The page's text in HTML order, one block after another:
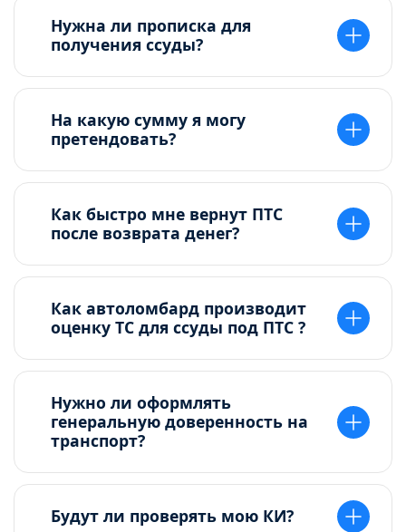
Нужна ли прописка для
получения ссуды?
На какую сумму я могу
претендовать?
Как быстро мне вернут ПТС
после возврата денег?
Как автоломбард производит
оценку ТС для ссуды под ПТС ?
Нужно ли оформлять
генеральную доверенность на
транспорт?
Будут ли проверять мою КИ?